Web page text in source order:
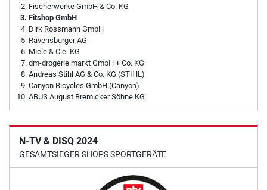
Fischerwerke GmbH & Co. KG
Fitshop GmbH
Dirk Rossmann GmbH
Ravensburger AG
Miele & Cie. KG
dm-drogerie markt GmbH + Co. KG
Andreas Stihl AG & Co. KG (STIHL)
Canyon Bicycles GmbH (Canyon)
ABUS August Bremicker Söhne KG
N-TV & DISQ 2024
GESAMTSIEGER SHOPS SPORTGERÄTE